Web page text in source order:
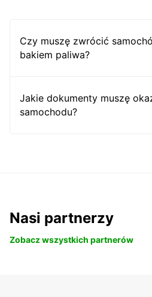
Czy muszę zwrócić
bakiem paliwa?
Jakie dokumenty muszę
samochodu?
Nasi partnerzy
Zobacz wszystkich partnerów